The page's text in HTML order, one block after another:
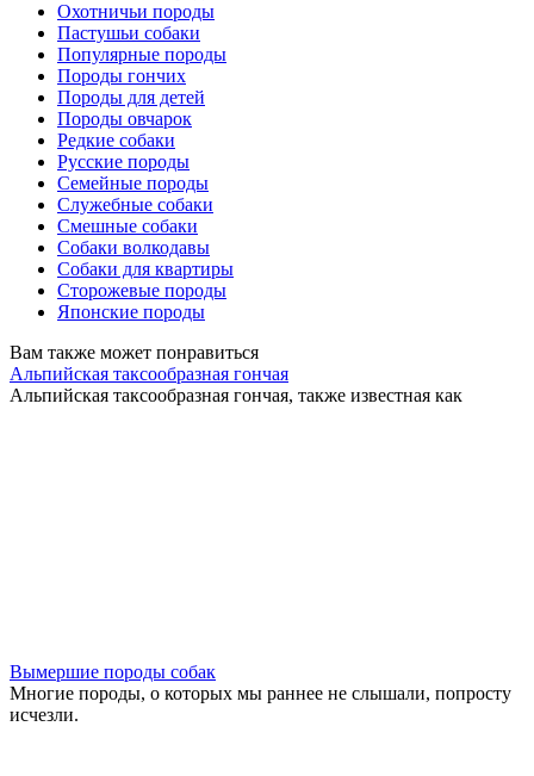
Охотничьи породы
Пастушьи собаки
Популярные породы
Породы гончих
Породы для детей
Породы овчарок
Редкие собаки
Русские породы
Семейные породы
Служебные собаки
Смешные собаки
Собаки волкодавы
Собаки для квартиры
Сторожевые породы
Японские породы
Вам также может понравиться
Альпийская таксообразная гончая
Альпийская таксообразная гончая, также известная как
Вымершие породы собак
Многие породы, о которых мы раннее не слышали, попросту
исчезли.